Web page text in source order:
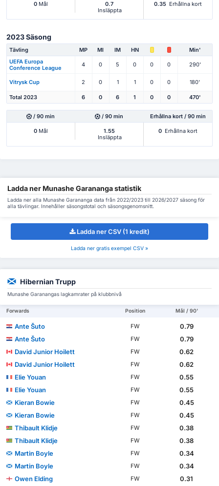
0Mål
0.7
Insläppta
0.35 Erhållna kort
2023 Säsong
Tävling MP Ml IM HN
Min'
UEFA Europa
Conference League
4 0 5 0 0 0 290'
Vitrysk Cup 2 0 1 1 0 0 180'
Total 2023 6 0 6 1 0 0 470'
/ 90 min / 90 min Erhållna kort / 90 min
0Mål
1.55
Insläppta
0 Erhållna kort
Ladda ner Munashe Garananga statistik
Ladda ner alla Munashe Garananga data från 2022/2023 till 2026/2027 säsong för
alla tävlingar. Innehåller säsongstotal och säsongsgenomsnitt.
Ladda ner CSV (1 kredit)
Ladda ner gratis exempel CSV »
Hibernian Trupp
Munashe Garanangas lagkamrater på klubbnivå
Forwards Position Mål / 90'
Ante Šuto FW
0.79
Ante Šuto
FW
0.79
David Junior Hoilett
FW
0.62
David Junior Hoilett
FW
0.62
Elie Youan
FW
0.55
Elie Youan
FW
0.55
Kieran Bowie
FW
0.45
Kieran Bowie
FW
0.45
Thibault Klidje
FW
0.38
Thibault Klidje
FW
0.38
Martin Boyle
FW
0.34
Martin Boyle
FW
0.34
Owen Elding
FW
0.31